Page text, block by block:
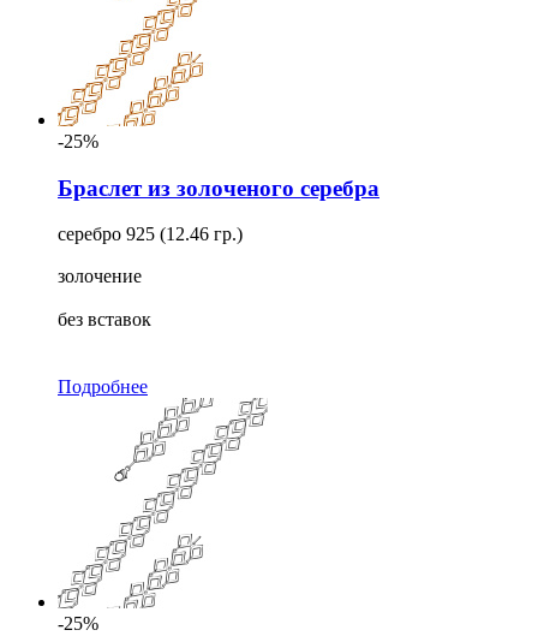
-25%
Браслет из золоченого серебра
серебро 925 (12.46 гр.)
золочение
без вставок
Подробнее
-25%